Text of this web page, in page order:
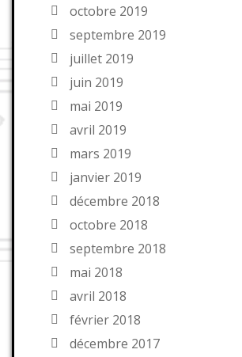
octobre 2019
septembre 2019
juillet 2019
juin 2019
mai 2019
avril 2019
mars 2019
janvier 2019
décembre 2018
octobre 2018
septembre 2018
mai 2018
avril 2018
février 2018
décembre 2017